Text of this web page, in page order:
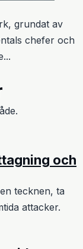
grundat av
chefer och
och
tecknen, ta
attacker.